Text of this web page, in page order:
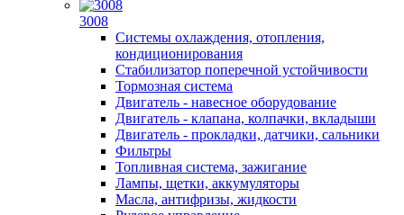
3008
Системы охлаждения, отопления,
кондиционирования
Стабилизатор поперечной устойчивости
Тормозная система
Двигатель - навесное оборудование
Двигатель - клапана, колпачки, вкладыши
Двигатель - прокладки, датчики, сальники
Фильтры
Топливная система, зажигание
Лампы, щетки, аккумуляторы
Масла, антифризы, жидкости